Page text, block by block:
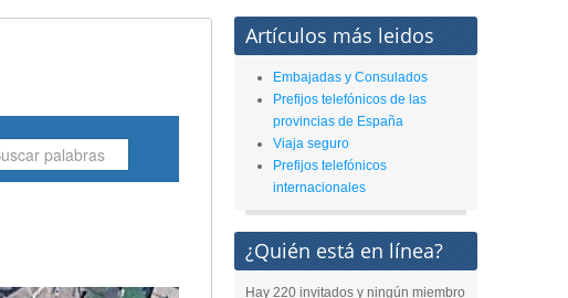
Artículos más leidos
Embajadas y Consulados
Prefijos telefónicos de las
provincias de España
Viaja seguro
Prefijos telefónicos
internacionales
¿Quién está en línea?
Hay 220 invitados y ningún miembro